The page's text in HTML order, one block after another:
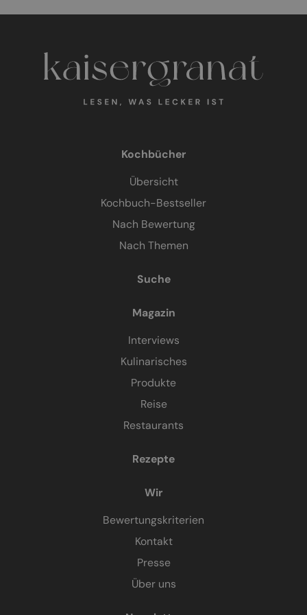
Kochbücher
Übersicht
Kochbuch-Bestseller
Nach Bewertung
Nach Themen
Suche
Magazin
Interviews
Kulinarisches
Produkte
Reise
Restaurants
Rezepte
Wir
Bewertungskriterien
Kontakt
Presse
Über uns